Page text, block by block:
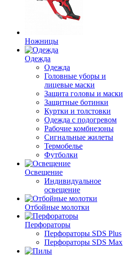
Ножницы
Одежда
Одежда
Головные уборы и
лицевые маски
Защита головы и маски
Защитные ботинки
Куртки и толстовки
Одежда с подогревом
Рабочие комбнезоны
Сигнальные жилеты
Термобелье
Футболки
Освещение
Индивидуальное
освещение
Отбойные молотки
Перфораторы
Перфораторы SDS Plus
Перфораторы SDS Max